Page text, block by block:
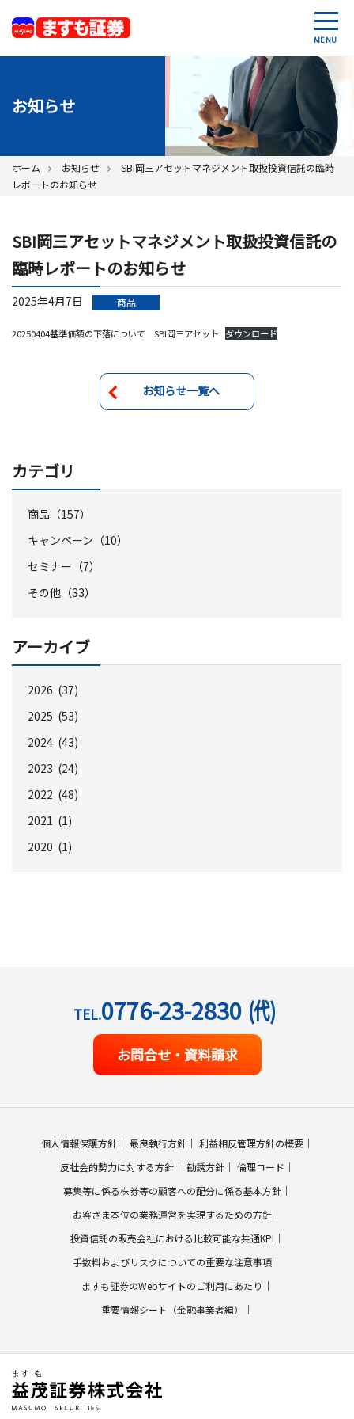
MENU
お知らせ
ホーム お知らせ
SBI岡三アセットマネジメント取扱投資信託の臨時
レポートのお知らせ
SBI岡三アセットマネジメント取扱投資信託の
臨時レポートのお知らせ
2025年4月7日 商品
20250404基準価額の下落について SBI岡三アセット ダウンロード
お知らせ一覧へ
カテゴリ
商品（157）
キャンペーン（10）
セミナー（7）
その他（33）
アーカイブ
2026 (37)
2025 (53)
2024 (43)
2023 (24)
2022 (48)
2021 (1)
2020 (1)
TEL.0776-23-2830 (代)
お問合せ・資料請求
個人情報保護方針 最良執行方針
利益相反管理方針の概要
反社会的勢力に対する方針
勧誘方針
倫理コード
募集等に係る株券等の顧客への配分に係る基本方針
お客さま本位の業務運営を実現するための方針
投資信託の販売会社における比較可能な共通KPI
手数料およびリスクについての重要な注意事項
ますも証券のWebサイトのご利用にあたり
重要情報シート（金融事業者編）